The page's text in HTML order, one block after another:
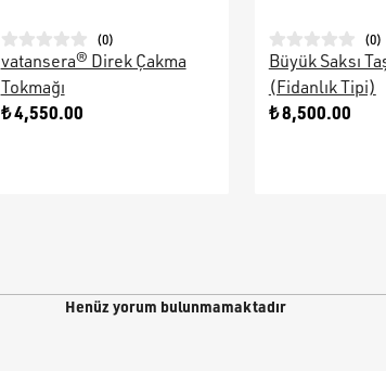
(0)
vatansera® Direk Çakma
Tokmağı
₺ 4,550.00
(0)
Büyük Saksı
(Fidanlık Tipi)
₺ 8,500.00
Henüz yorum bulunmamaktadır